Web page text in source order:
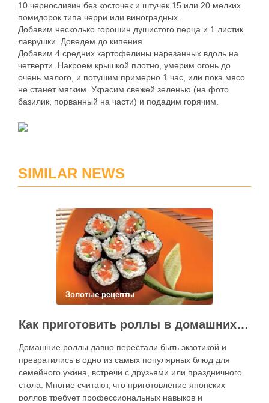
10 черносливин без косточек и штучек 15 или 20 мелких
помидорок типа черри или виноградных.
Добавим несколько горошин душистого перца и 1 листик
лаврушки. Доведем до кипения.
Добавим 4 средних картофелины нарезанных вдоль на
четверти. Накроем крышкой плотно, умерим огонь до
очень малого, и потушим примерно 1 час, или пока мясо
не станет мягким. Украсим свежей зеленью (на фото
базилик, порванный на части) и подадим горячим.
SIMILAR NEWS
Золотые рецепты
Как приготовить роллы в домашних условиях?
Домашние роллы давно перестали быть экзотикой и
превратились в одно из самых популярных блюд для
семейного ужина, встречи с друзьями или праздничного
стола. Многие считают, что приготовление японских
роллов требует профессиональных навыков и